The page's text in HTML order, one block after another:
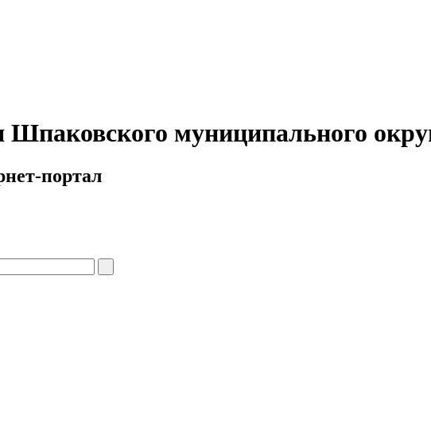
муниципального
портал